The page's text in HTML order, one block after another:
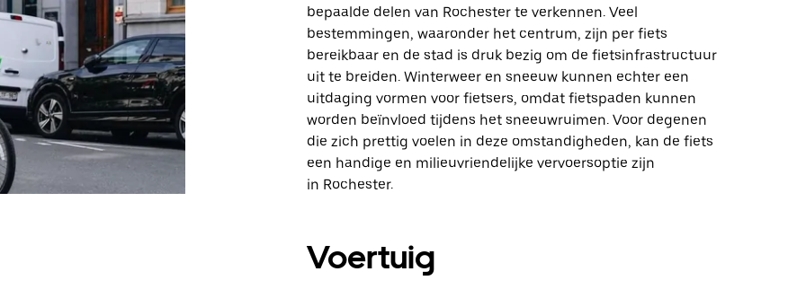
bepaalde delen van Rochester te verkennen. Veel
bestemmingen, waaronder het centrum, zijn per fiets
bereikbaar en de stad is druk bezig om de fietsinfrastructuur
uit te breiden. Winterweer en sneeuw kunnen echter een
uitdaging vormen voor fietsers, omdat fietspaden kunnen
worden beïnvloed tijdens het sneeuwruimen. Voor degenen
die zich prettig voelen in deze omstandigheden, kan de fiets
een handige en milieuvriendelijke vervoersoptie zijn
in Rochester.
Voertuig